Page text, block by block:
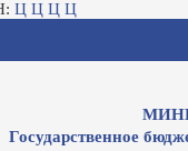
Ц Ц Ц Ц
Государственное